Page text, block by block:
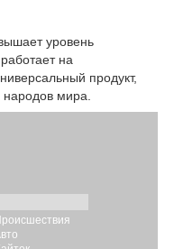
уровень
на
продукт,
народов мира.